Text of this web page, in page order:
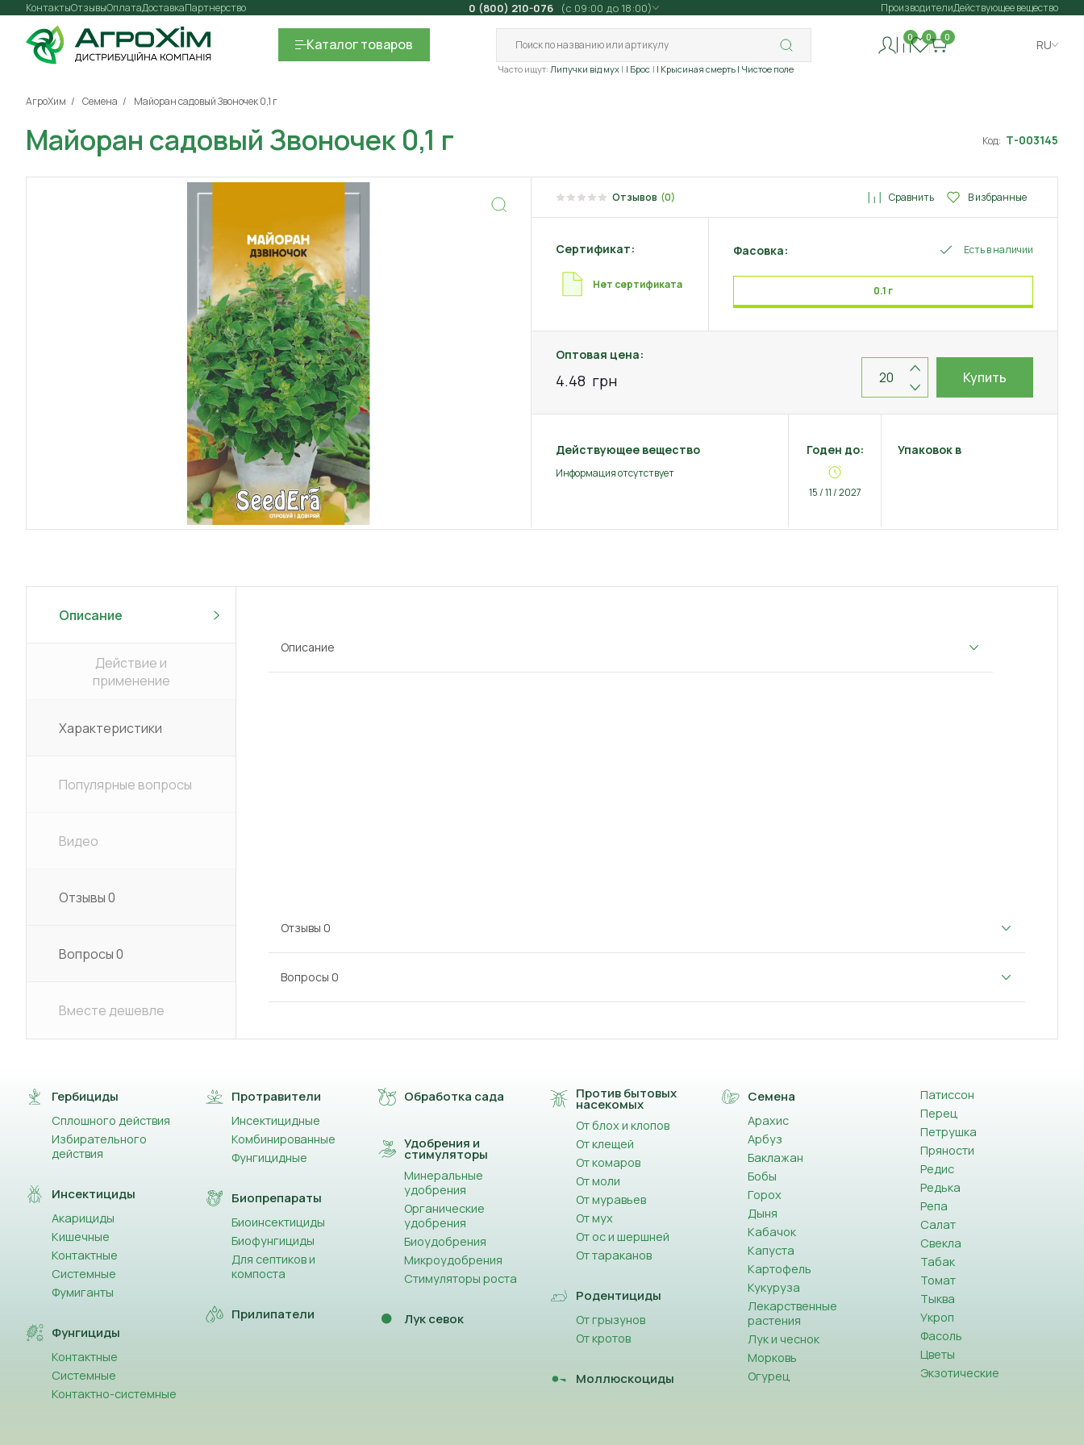
Контакты Оплата
Отзывы ДоставкаПартнерство 0 (800) 210-076 (с 09:00 до 18:00) ПроизводителиДействующее вещество
Каталогтоваров
Часто ищут: Липучки від мух | Брос | Крысиная смерть | Чистое поле
0 0 0
RU
АгроХим Семена Майоран садовый Звоночек 0,1 г
Майоран садовый Звоночек 0,1 г Код: Т-003145
Отзывов (0) Сравнить В избранные
Сертификат:
Нет сертификата
Фасовка: Есть в наличии
0.1 г
Оптовая цена:
4.48 грн Купить
Действующее вещество
Информация отсутствует
Годен до:
15 / 11 / 2027
Упаковок в
Описание
Действие и
применение
Характеристики
Популярные вопросы
Видео
Отзывы0
Вопросы0
Вместе дешевле
Описание
Отзывы 0
Вопросы 0
Гербициды
Сплошного действия
Избирательного
действия
Инсектициды
Акарициды
Кишечные
Контактные
Системные
Фумиганты
Фунгициды
Контактные
Системные
Контактно-системные
Протравители
Инсектицидные
Комбинированные
Фунгицидные
Биопрепараты
Биоинсектициды
Биофунгициды
Для септиков и
компоста
Прилипатели
Обработка сада
Удобрения и
стимуляторы
Минеральные
удобрения
Органические
удобрения
Биоудобрения
Микроудобрения
Стимуляторы роста
Лук севок
Против бытовых
насекомых
От блох и клопов
От клещей
От комаров
От моли
От муравьев
От мух
От ос и шершней
От тараканов
Родентициды
От грызунов
От кротов
Моллюскоциды
Семена
Арахис
Арбуз
Баклажан
Бобы
Горох
Дыня
Кабачок
Капуста
Картофель
Кукуруза
Лекарственные
растения
Лук и чеснок
Морковь
Огурец
Патиссон
Перец
Петрушка
Пряности
Редис
Редька
Репа
Салат
Свекла
Табак
Томат
Тыква
Укроп
Фасоль
Цветы
Экзотические